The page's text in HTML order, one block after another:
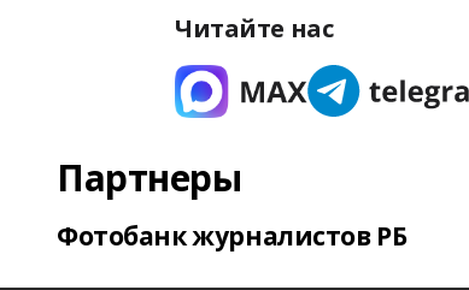
Читайте нас
Партнеры
Фотобанк журналистов РБ